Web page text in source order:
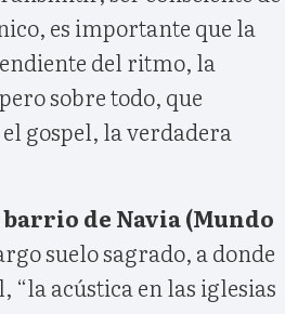
es importante que la
del ritmo, la
sobre todo, que
gospel, la verdadera
barrio de Navia (Mundo
suelo sagrado, a donde
“la acústica en las iglesias